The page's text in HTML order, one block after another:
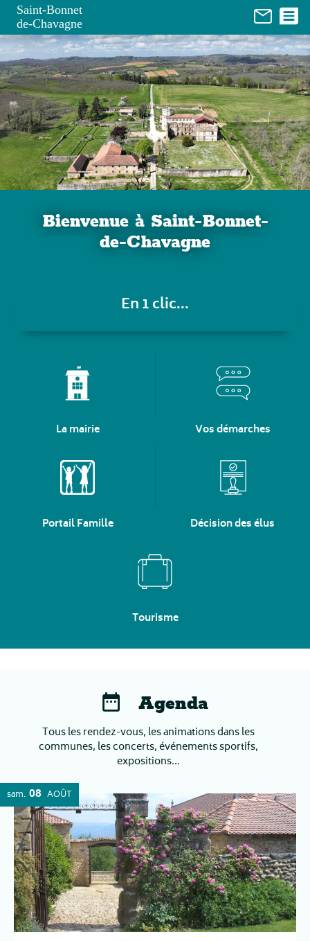
Saint-Bonnet
de-Chavagne
Bienvenue à Saint-Bonnet-
de-Chavagne
En 1 clic...
La mairie Vos démarches
Portail Famille Décision des élus
Tourisme
Agenda
Tous les rendez-vous, les animations dans les
communes, les concerts, événements sportifs,
expositions...
sam. 08 AOÛT
Panneau de gestion des cookies